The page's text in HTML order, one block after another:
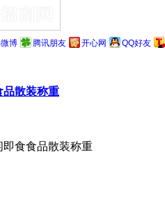
博 腾讯朋友 开心网 QQ好友
品散装称重
即食食品散装称重